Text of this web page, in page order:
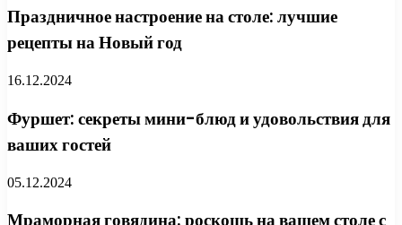
Праздничное настроение на столе: лучшие
рецепты на Новый год
16.12.2024
Фуршет: секреты мини-блюд и удовольствия для
ваших гостей
05.12.2024